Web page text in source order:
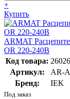
+
Купить
ARMAT
OR 220-240В
Код товара:
Артикул:
AR-
Бренд:
IEK
Под заказ